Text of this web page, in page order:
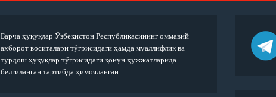
Барча ҳуқуқлар Ўзбекистон Республикасининг оммавий
ахборот воситалари тўғрисидаги ҳамда муаллифлик ва
турдош ҳуқуқлар тўғрисидаги қонун ҳужжатларида
белгиланган тартибда ҳимояланган.